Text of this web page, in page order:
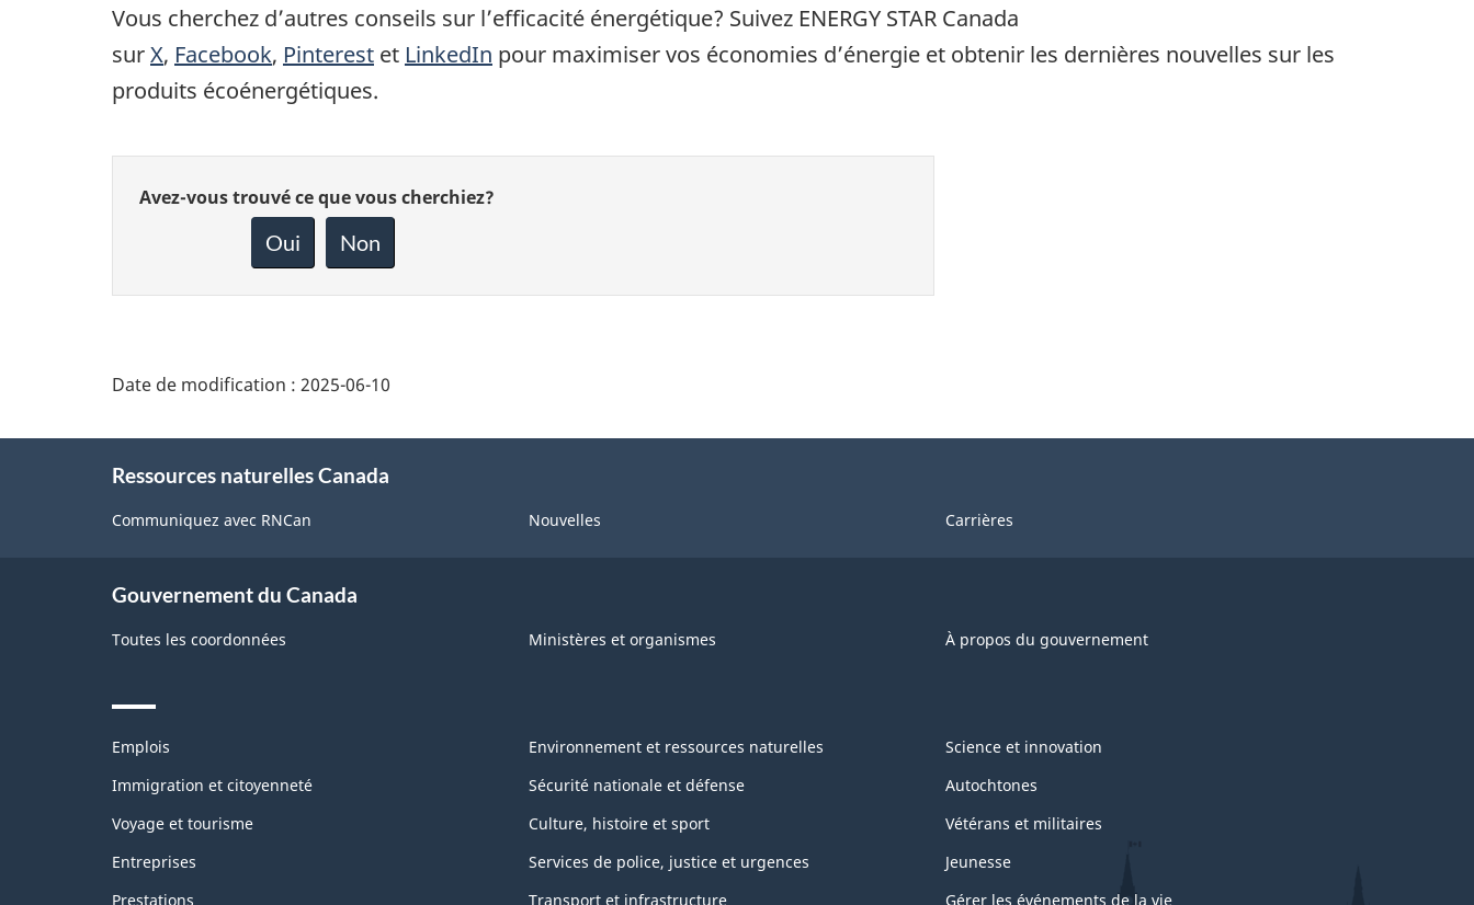
Vous cherchez d’autres conseils sur l’efficacité énergétique? Suivez ENERGY STAR Canada
surX, Facebook, Pinterest et LinkedIn pour maximiser vos économies d’énergie et obtenir les dernières nouvelles sur les
produits écoénergétiques.
Donnez
Avez-vous trouvé ce que vous cherchiez?
Oui Non
Date de modification : 2025-06-10
Ressources naturelles Canada
Communiquez avec RNCan Nouvelles Carrières
Gouvernement du Canada
Toutes les coordonnées Ministères et organismes À propos du gouvernement
Themes
topics
Emplois
Immigration et citoyenneté
Voyage et tourisme
Entreprises
Prestations
Environnement et ressources naturelles
Sécurité nationale et défense
Culture, histoire et sport
Services de police, justice et urgences
Transport et infrastructure
Science et innovation
Autochtones
Vétérans et militaires
Jeunesse
Gérer les événements de la vie